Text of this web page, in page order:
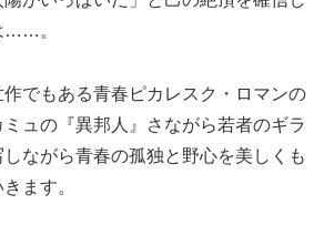
……。
でもある青春ピカレスク・ロマンの
ュの『異邦人』さながら若者のギラ
ながら青春の孤独と野心を美しくも
ます。